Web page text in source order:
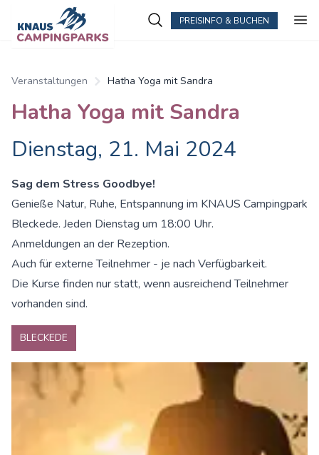
PREISINFO & BUCHEN
Veranstaltungen Hatha Yoga mit Sandra
Hatha Yoga mit Sandra
Dienstag, 21. Mai 2024
Sag dem Stress Goodbye!
Genieße Natur, Ruhe, Entspannung im KNAUS Campingpark
Bleckede. Jeden Dienstag um 18:00 Uhr.
Anmeldungen an der Rezeption.
Auch für externe Teilnehmer - je nach Verfügbarkeit.
Die Kurse finden nur statt, wenn ausreichend Teilnehmer
vorhanden sind.
BLECKEDE